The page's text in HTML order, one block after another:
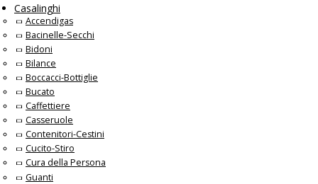
Casalinghi
Accendigas
Bacinelle-Secchi
Bidoni
Bilance
Boccacci-Bottiglie
Bucato
Caffettiere
Casseruole
Contenitori-Cestini
Cucito-Stiro
Cura della Persona
Guanti